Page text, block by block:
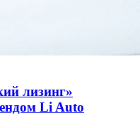
лизинг»
Li Auto